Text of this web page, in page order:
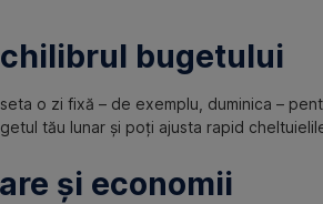
bugetului
o zi fixă – de exemplu, duminica –
tău lunar și poți ajusta rapid
și economii